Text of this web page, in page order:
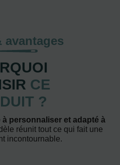
avantages
CE
?
personnaliser et adapté à
réunit tout ce qui fait une
incontournable.